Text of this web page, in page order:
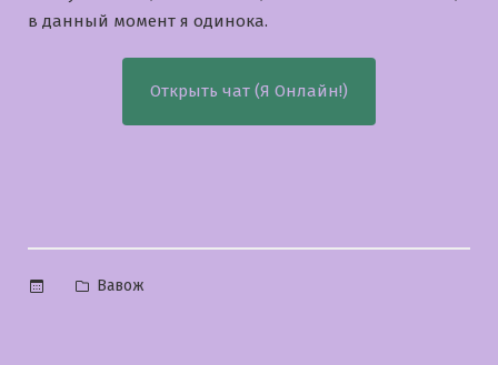
в данный момент я одинока.
Открыть чат (Я Онлайн!)
Опубликовано
Вавож